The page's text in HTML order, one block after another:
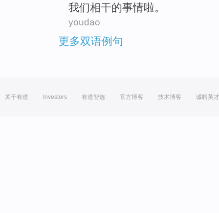
我们相干的事情啦。
youdao
更多双语例句
关于有道 Investors 有道智选 官方博客 技术博客 诚聘英才